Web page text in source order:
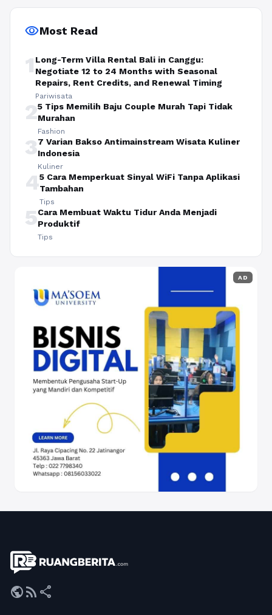
visibilityMost Read
1 Long-Term Villa Rental Bali in Canggu:
Negotiate 12 to 24 Months with Seasonal
Repairs, Rent Credits, and Renewal Timing
Pariwisata
25 Tips Memilih Baju Couple Murah Tapi Tidak
Murahan
Fashion
37 Varian Bakso Antimainstream Wisata Kuliner
Indonesia
Kuliner
45 Cara Memperkuat Sinyal WiFi Tanpa Aplikasi
Tambahan
Tips
5Cara Membuat Waktu Tidur Anda Menjadi
Produktif
Tips
AD
publicrss_feed share